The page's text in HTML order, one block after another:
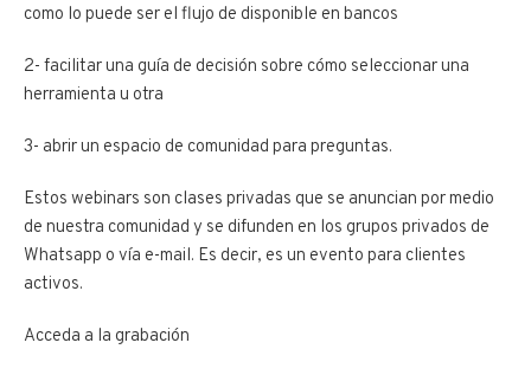
como lo puede ser el flujo de disponible en bancos
2- facilitar una guía de decisión sobre cómo seleccionar una
herramienta u otra
3- abrir un espacio de comunidad para preguntas.
Estos webinars son clases privadas que se anuncian por medio
de nuestra comunidad y se difunden en los grupos privados de
Whatsapp o vía e-mail. Es decir, es un evento para clientes
activos.
Acceda a la grabación